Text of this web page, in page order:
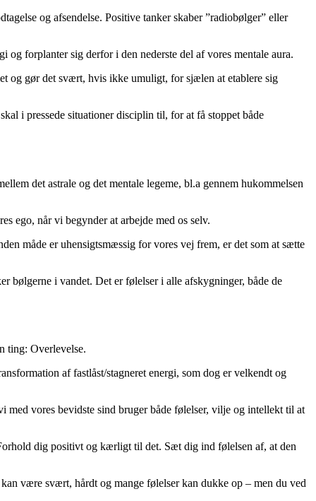
og afsendelse. Positive tanker skaber ”radiobølger” eller
og forplanter sig derfor i den nederste del af vores mentale aura.
og gør det svært, hvis ikke umuligt, for sjælen at etablere sig
i pressede situationer disciplin til, for at få stoppet både
det astrale og det mentale legeme, bl.a gennem hukommelsen
ego, når vi begynder at arbejde med os selv.
måde er uhensigtsmæssig for vores vej frem, er det som at sætte
bølgerne i vandet. Det er følelser i alle afskygninger, både de
ting: Overlevelse.
af fastlåst/stagneret energi, som dog er velkendt og
vores bevidste sind bruger både følelser, vilje og intellekt til at
dig positivt og kærligt til det. Sæt dig ind følelsen af, at den
være svært, hårdt og mange følelser kan dukke op – men du ved